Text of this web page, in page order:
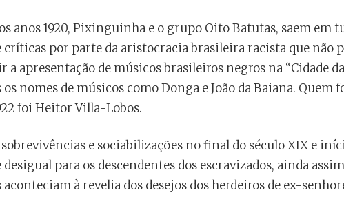
anos 1920, Pixinguinha e o grupo Oito Batutas, saem em
críticas por parte da aristocracia brasileira racista que não
a apresentação de músicos brasileiros negros na “Cidade
nomes de músicos como Donga e João da Baiana. Quem
foi Heitor Villa-Lobos.
e sociabilizações no final do século XIX e
para os descendentes dos escravizados, ainda
aconteciam à revelia dos desejos dos herdeiros de ex-